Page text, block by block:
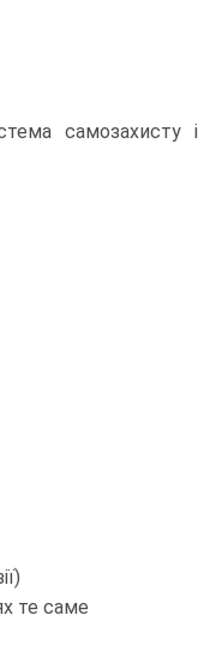
самозахисту і
те саме